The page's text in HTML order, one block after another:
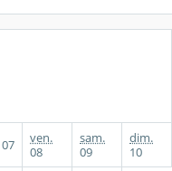
07
ven.
08
sam.
09
dim.
10